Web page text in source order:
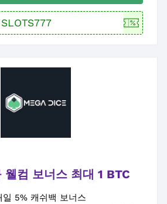
컴 보너스 최대 1 BTC
일 5% 캐쉬백 보너스